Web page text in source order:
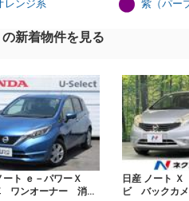
レンジ系 紫（パー
の新着物件を見る
ート ｅ－パワーＸ
ワンオーナー 消
日産 ノート
ビ バックカ